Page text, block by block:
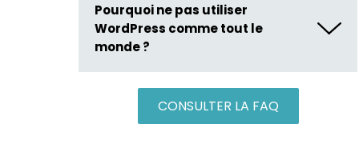
Pourquoi ne pas utiliser
WordPress comme tout le
monde ?
CONSULTER LA FAQ